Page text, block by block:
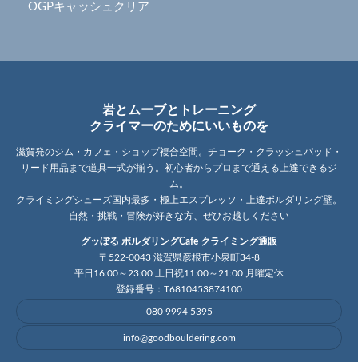
OGPキャッシュクリア
岩とムーブとトレーニング
クライマーのためにいいものを
滋賀発のジム・カフェ・ショップ複合空間。チョーク・クラッシュパッド・
リード用品まで道具一式が揃う。初心者からプロまで通える上達できるジ
ム。
クライミングシューズ国内最多・極上エスプレッソ・上達ボルダリング壁。
自然・挑戦・冒険が好きな方、ぜひお越しください
グッぼる ボルダリングCafe クライミング通販
〒522-0043 滋賀県彦根市小泉町34-8
平日16:00～23:00 土日祝11:00～21:00 月曜定休
登録番号：T6810453874100
080 9994 5395
info@goodbouldering.com